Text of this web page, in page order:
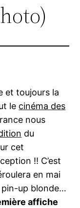
et toujours la
le cinéma des
nous
du
cet
!! C’est
en mai
pin-up blonde…
affiche